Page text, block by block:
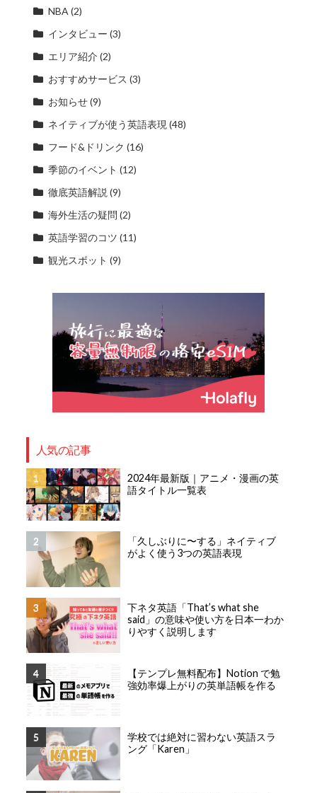
NBA (2)
インタビュー (3)
エリア紹介 (2)
おすすめサービス (3)
お知らせ(9)
ネイティブが使う英語表現 (48)
フード&ドリンク (16)
季節のイベント (12)
徹底英語解説 (9)
海外生活の疑問 (2)
英語学習のコツ (11)
観光スポット (9)
人気の記事
2024年最新版｜アニメ・漫画の英
語タイトル一覧表
「久しぶりに〜する」ネイティブ
がよく使う3つの英語表現
下ネタ英語「That’s what she
said」の意味や使い方を日本一わか
りやすく説明します
【テンプレ無料配布】Notion で勉
強効率爆上がりの英単語帳を作る
学校では絶対に習わない英語スラ
ング「Karen」